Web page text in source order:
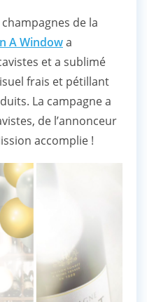
de la
A Windowa
et a sublimé
frais et pétillant
La campagne a
de l’annonceur
accomplie !